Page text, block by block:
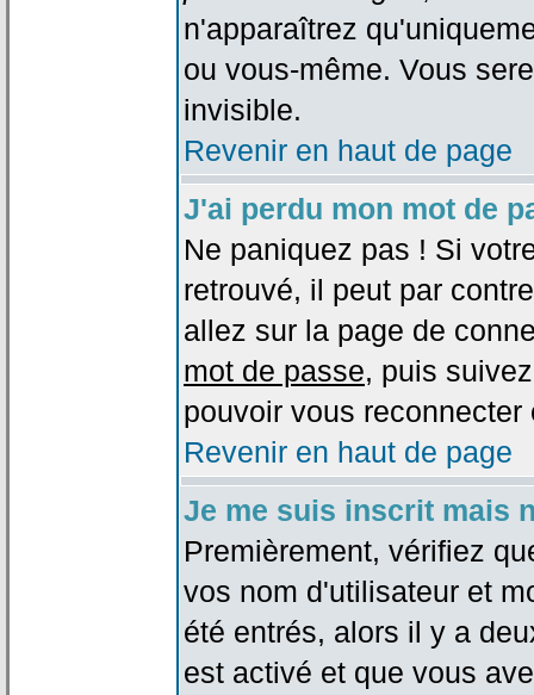
n'apparaîtrez
ou vous-même. Vous
invisible.
Revenir en haut de page
J'ai perdu mon mot de
Ne paniquez pas ! Si
retrouvé, il peut par
allez sur la page de
mot de passe, puis
pouvoir vous
Revenir en haut de page
Je me suis inscrit mais
Premièrement, vérifiez
vos nom d'utilisateur et
été entrés, alors il y a
est activé et que vous